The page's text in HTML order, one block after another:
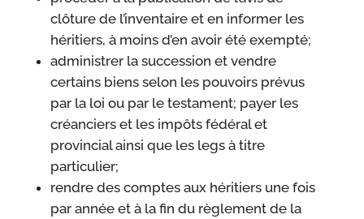
clôture de l’inventaire et en informer les
héritiers, à moins d’en avoir été exempté;
administrer la succession et vendre
certains biens selon les pouvoirs prévus
par la loi ou par le testament; payer les
créanciers et les impôts fédéral et
provincial ainsi que les legs à titre
particulier;
rendre des comptes aux héritiers une fois
par année et à la fin du règlement de la